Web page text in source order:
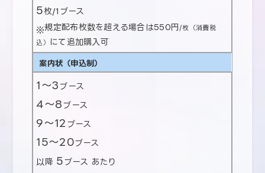
5枚/1ブース
規定配布枚数を超える場合は550円 /枚（消費税
込） にて追加購入可
案内状（申込制）
1～3 ブース
4～8 ブース
9～12 ブース
15～20ブース
以降 5 ブース あたり